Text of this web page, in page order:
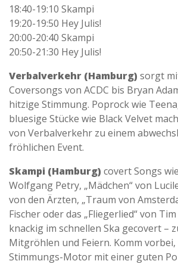
18:40-19:10 Skampi
19:20-19:50 Hey Julis!
20:00-20:40 Skampi
20:50-21:30 Hey Julis!
Verbalverkehr (Hamburg) sorgt
Coversongs von ACDC bis Bryan
hitzige Stimmung. Poprock wie
bluesige Stücke wie Black Velvet
von Verbalverkehr zu einem
fröhlichen Event.
Skampi (Hamburg) covert Songs
Wolfgang Petry, „Mädchen“ von
von den Ärzten, „Traum von
Fischer oder das „Fliegerlied“ von
knackig im schnellen Ska gecovert –
Mitgröhlen und Feiern. Komm
Stimmungs-Motor mit einer guten